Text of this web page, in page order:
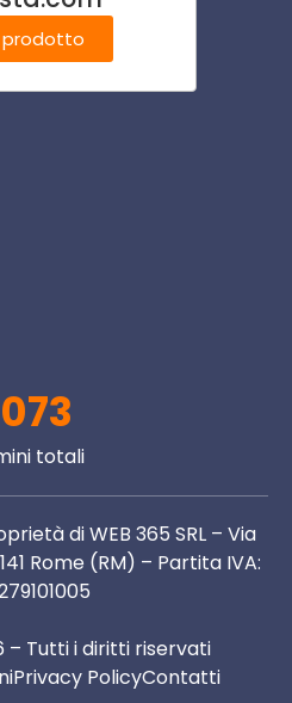
prodotto
totali
di WEB 365 SRL – Via
Rome (RM) – Partita IVA:
– Tutti i diritti riservati
Privacy PolicyContatti